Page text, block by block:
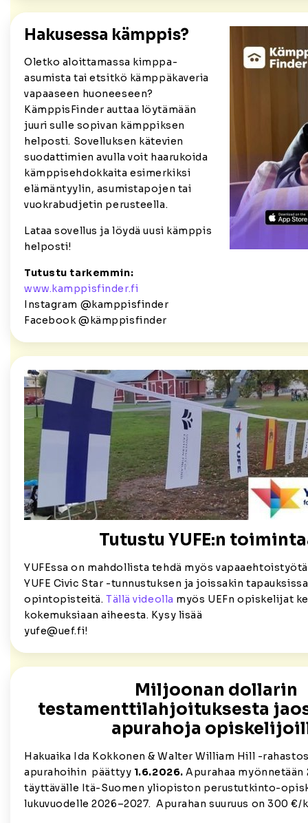
Hakusessa kämppis?
Oletko aloittamassa kimppa-
asumista tai etsitkö kämppäkaveria
vapaaseen huoneeseen?
KämppisFinder auttaa löytämään
juuri sulle sopivan kämppiksen
helposti. Sovelluksen kätevien
suodattimien avulla voit haarukoida
kämppisehdokkaita esimerkiksi
elämäntyylin, asumistapojen tai
vuokrabudjetin perusteella.
Lataa sovellus ja löydä uusi kämppis
helposti!
Tutustu tarkemmin:
www.kamppisfinder.fi
Instagram @kamppisfinder
Facebook @kämppisfinder
Tutustu YUFE:n
YUFEssa on mahdollista tehdä myös
YUFE Civic Star -tunnustuksen ja joissakin
opintopisteitä. Tällä videolla myös UEFn opiskelijat
kokemuksiaan aiheesta. Kysy lisää
yufe@uef.fi!
Miljoonan dollarin
testamenttilahjoituksesta
apurahoja
Hakuaika Ida Kokkonen & Walter William Hill -
apurahoihin päättyy 1.6.2026. Apurahaa
täyttävälle Itä-Suomen yliopiston perustutkinto-
lukuvuodelle 2026–2027. Apurahan suuruus on 300 €/